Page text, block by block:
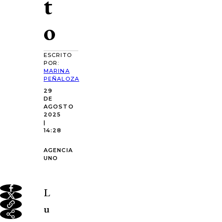
o
ESCRITO
POR:
MARINA
PEÑALOZA
29
DE
AGOSTO
2025
|
14:28
AGENCIA
UNO
L
u